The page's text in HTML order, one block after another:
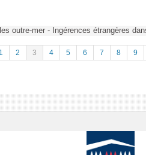
outre-mer - Ingérences étrangères
1 2 3 4 5 6 7 8 9